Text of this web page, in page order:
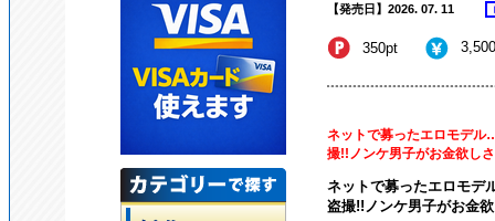
【発売日】2026. 07. 11
350pt
ネットで募ったエロモデ
撮!!ノンケ男子がお金欲し
ネットで募ったエロモデ
盗撮!!ノンケ男子がお金